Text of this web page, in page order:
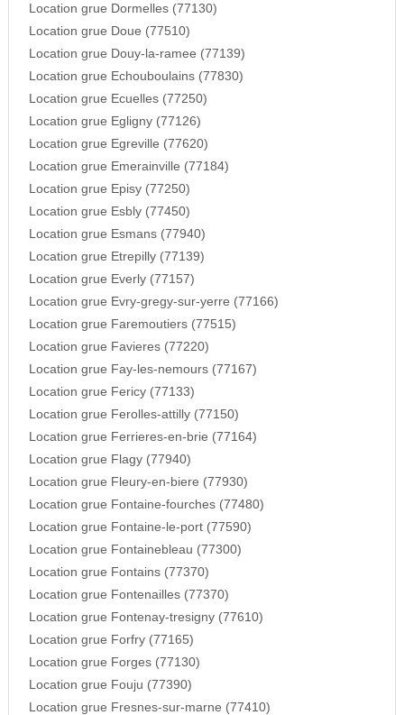
Location grue Dormelles (77130)
Location grue Doue (77510)
Location grue Douy-la-ramee (77139)
Location grue Echouboulains (77830)
Location grue Ecuelles (77250)
Location grue Egligny (77126)
Location grue Egreville (77620)
Location grue Emerainville (77184)
Location grue Episy (77250)
Location grue Esbly (77450)
Location grue Esmans (77940)
Location grue Etrepilly (77139)
Location grue Everly (77157)
Location grue Evry-gregy-sur-yerre (77166)
Location grue Faremoutiers (77515)
Location grue Favieres (77220)
Location grue Fay-les-nemours (77167)
Location grue Fericy (77133)
Location grue Ferolles-attilly (77150)
Location grue Ferrieres-en-brie (77164)
Location grue Flagy (77940)
Location grue Fleury-en-biere (77930)
Location grue Fontaine-fourches (77480)
Location grue Fontaine-le-port (77590)
Location grue Fontainebleau (77300)
Location grue Fontains (77370)
Location grue Fontenailles (77370)
Location grue Fontenay-tresigny (77610)
Location grue Forfry (77165)
Location grue Forges (77130)
Location grue Fouju (77390)
Location grue Fresnes-sur-marne (77410)